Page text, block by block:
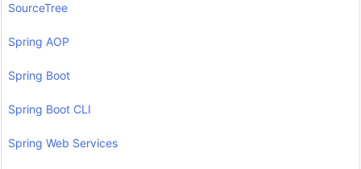
SourceTree
Spring AOP
Spring Boot
Spring Boot CLI
Spring Web Services